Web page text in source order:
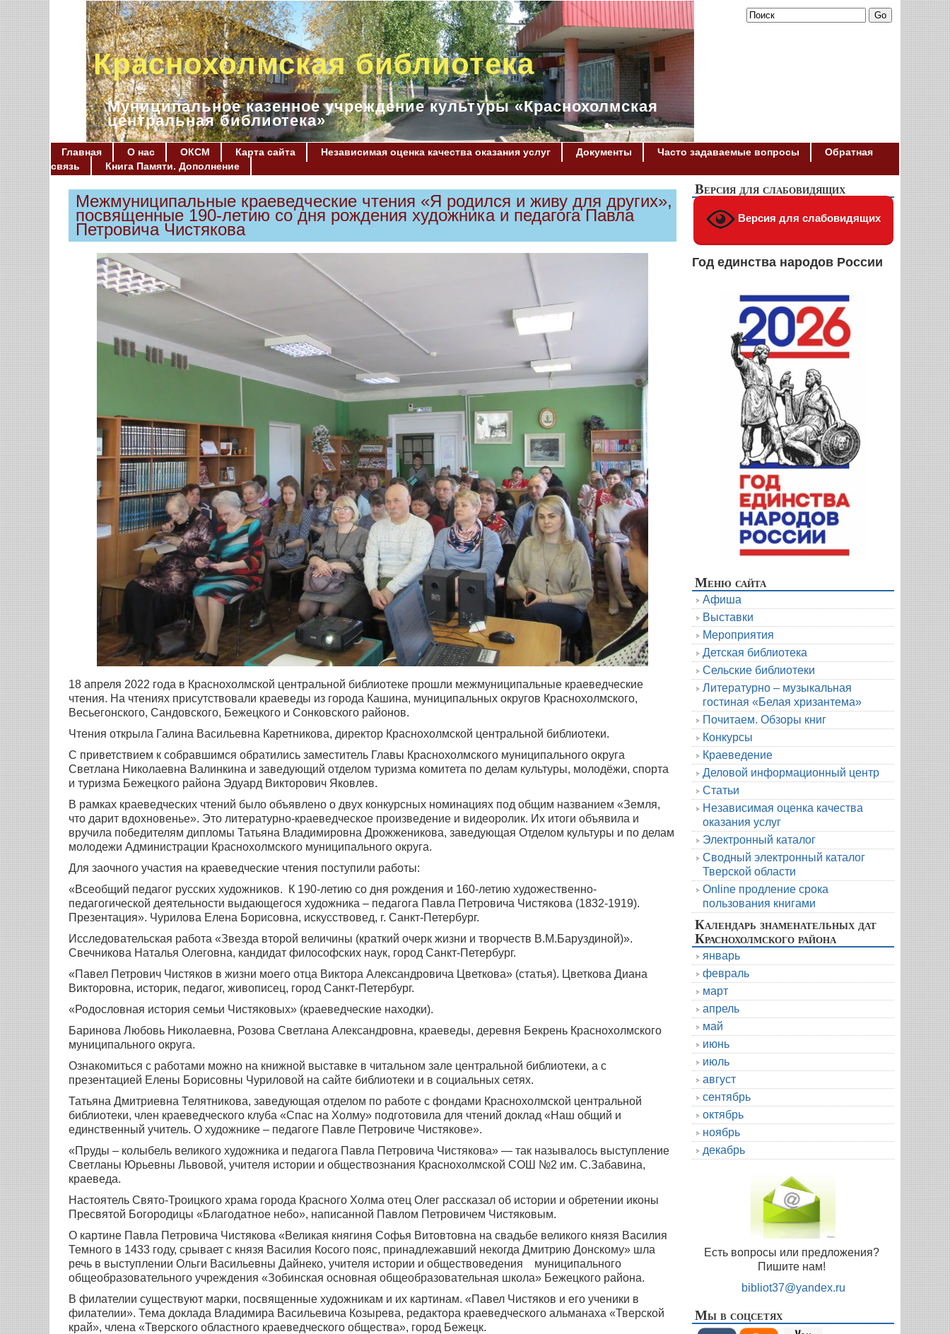
Краснохолмская библиотека
Муниципальное казенное учреждение культуры «Краснохолмская
центральная библиотека»
Главная О нас ОКСМ Карта сайта Независимая оценка качества оказания услуг Документы Часто задаваемые вопросы
Обратная
связь
Книга Памяти. Дополнение
Межмуниципальные краеведческие чтения «Я родился и живу для других»,
посвященные 190-летию со дня рождения художника и педагога Павла
Петровича Чистякова
18 апреля 2022 года в Краснохолмской центральной библиотеке прошли межмуниципальные краеведческие
чтения. На чтениях присутствовали краеведы из города Кашина, муниципальных округов Краснохолмского,
Весьегонского, Сандовского, Бежецкого и Сонковского районов.
Чтения открыла Галина Васильевна Каретникова, директор Краснохолмской центральной библиотеки.
С приветствием к собравшимся обратились заместитель Главы Краснохолмского муниципального округа
Светлана Николаевна Валинкина и заведующий отделом туризма комитета по делам культуры, молодёжи, спорта
и туризма Бежецкого района Эдуард Викторович Яковлев.
В рамках краеведческих чтений было объявлено о двух конкурсных номинациях под общим названием «Земля,
что дарит вдохновенье». Это литературно-краеведческое произведение и видеоролик. Их итоги объявила и
вручила победителям дипломы Татьяна Владимировна Дрожженикова, заведующая Отделом культуры и по делам
молодежи Администрации Краснохолмского муниципального округа.
Для заочного участия на краеведческие чтения поступили работы:
«Всеобщий педагог русских художников. К 190-летию со дня рождения и 160-летию художественно-
педагогической деятельности выдающегося художника – педагога Павла Петровича Чистякова (1832-1919).
Презентация». Чурилова Елена Борисовна, искусствовед, г. Санкт-Петербург.
Исследовательская работа «Звезда второй величины (краткий очерк жизни и творчеств В.М.Баруздиной)».
Свечникова Наталья Олеговна, кандидат философских наук, город Санкт-Петербург.
«Павел Петрович Чистяков в жизни моего отца Виктора Александровича Цветкова» (статья). Цветкова Диана
Викторовна, историк, педагог, живописец, город Санкт-Петербург.
«Родословная история семьи Чистяковых» (краеведческие находки).
Баринова Любовь Николаевна, Розова Светлана Александровна, краеведы, деревня Бекрень Краснохолмского
муниципального округа.
Ознакомиться с работами можно на книжной выставке в читальном зале центральной библиотеки, а с
презентацией Елены Борисовны Чуриловой на сайте библиотеки и в социальных сетях.
Татьяна Дмитриевна Телятникова, заведующая отделом по работе с фондами Краснохолмской центральной
библиотеки, член краеведческого клуба «Спас на Холму» подготовила для чтений доклад «Наш общий и
единственный учитель. О художнике – педагоге Павле Петровиче Чистякове».
«Пруды – колыбель великого художника и педагога Павла Петровича Чистякова» — так называлось выступление
Светланы Юрьевны Львовой, учителя истории и обществознания Краснохолмской СОШ №2 им. С.Забавина,
краеведа.
Настоятель Свято-Троицкого храма города Красного Холма отец Олег рассказал об истории и обретении иконы
Пресвятой Богородицы «Благодатное небо», написанной Павлом Петровичем Чистяковым.
О картине Павла Петровича Чистякова «Великая княгиня Софья Витовтовна на свадьбе великого князя Василия
Темного в 1433 году, срывает с князя Василия Косого пояс, принадлежавший некогда Дмитрию Донскому» шла
речь в выступлении Ольги Васильевны Дайнеко, учителя истории и обществоведения муниципального
общеобразовательного учреждения «Зобинская основная общеобразовательная школа» Бежецкого района.
В филателии существуют марки, посвященные художникам и их картинам. «Павел Чистяков и его ученики в
филателии». Тема доклада Владимира Васильевича Козырева, редактора краеведческого альманаха «Тверской
край», члена «Тверского областного краеведческого общества», город Бежецк.
Версия для слабовидящих
Версия для слабовидящих
Год единства народов России
Меню сайта
Афиша
Выставки
Мероприятия
Детская библиотека
Сельские библиотеки
Литературно – музыкальная
гостиная «Белая хризантема»
Почитаем. Обзоры книг
Конкурсы
Краеведение
Деловой информационный центр
Статьи
Независимая оценка качества
оказания услуг
Электронный каталог
Сводный электронный каталог
Тверской области
Online продление срока
пользования книгами
Календарь знаменательных дат
Краснохолмского района
январь
февраль
март
апрель
май
июнь
июль
август
сентябрь
октябрь
ноябрь
декабрь
Есть вопросы или предложения?
Пишите нам!
bibliot37@yandex.ru
Мы в соцсетях